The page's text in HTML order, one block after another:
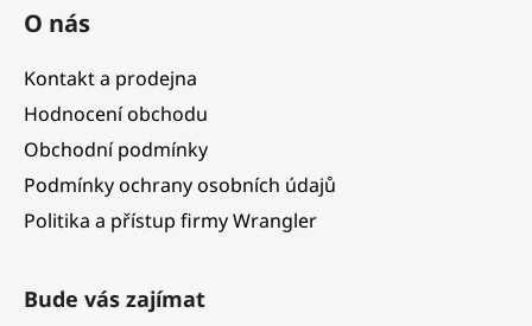
O nás
Kontakt a prodejna
Hodnocení obchodu
Obchodní podmínky
Podmínky ochrany osobních údajů
Politika a přístup firmy Wrangler
Bude vás zajímat